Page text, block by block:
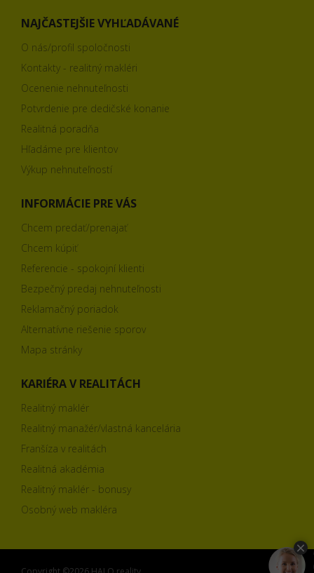
NAJČASTEJŠIE VYHĽADÁVANÉ
O nás/profil spoločnosti
Kontakty - realitný makléri
Ocenenie nehnuteľnosti
Potvrdenie pre dedičské konanie
Realitná poradňa
Hľadáme pre klientov
Výkup nehnuteľností
INFORMÁCIE PRE VÁS
Chcem predať/prenajať
Chcem kúpiť
Referencie - spokojní klienti
Bezpečný predaj nehnuteľnosti
Reklamačný poriadok
Alternatívne riešenie sporov
Mapa stránky
KARIÉRA V REALITÁCH
Realitný maklér
Realitný manažér/vlastná kancelária
Franšíza v realitách
Realitná akadémia
Realitný maklér - bonusy
Osobný web makléra